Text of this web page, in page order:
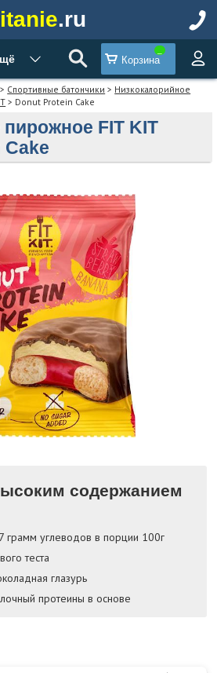
.ru
Корзина
> Спортивные батончики > Низкокалорийное
> Donut Protein Cake
FIT KIT
содержанием
грамм углеводов в порции 100г
теста
глазурь
протеины в основе